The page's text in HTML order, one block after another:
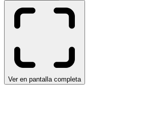
Ver en pantalla completa